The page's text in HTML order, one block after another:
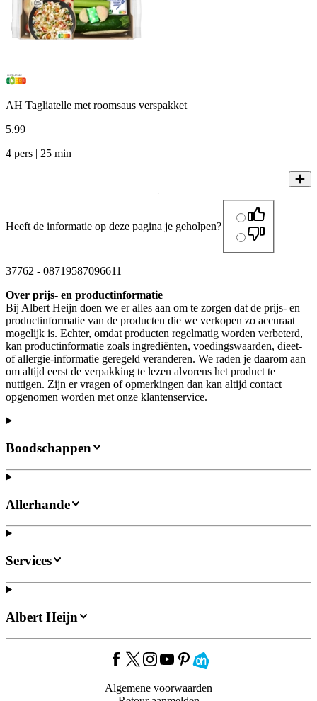
AH Tagliatelle met roomsaus verspakket
5.99
4 pers | 25 min
Heeft de informatie op deze pagina je geholpen?
37762 - 08719587096611
Over prijs- en productinformatie
Bij Albert Heijn doen we er alles aan om te zorgen dat de prijs- en
productinformatie van de producten die we verkopen zo accuraat
mogelijk is. Echter, omdat producten regelmatig worden verbeterd,
kan productinformatie zoals ingrediënten, voedingswaarden, dieet-
of allergie-informatie geregeld veranderen. We raden je daarom aan
om altijd eerst de verpakking te lezen alvorens het product te
nuttigen. Zijn er vragen of opmerkingen dan kan altijd contact
opgenomen worden met onze klantenservice.
Boodschappen
Allerhande
Services
Albert Heijn
Algemene voorwaarden